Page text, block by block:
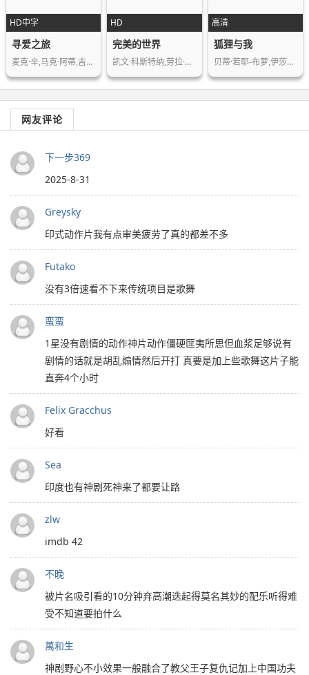
HD中字
寻爱之旅
麦克·辛,马克·阿蒂,吉姆·卡特,马克…
HD
完美的世界
凯文·科斯特纳,劳拉·邓恩,克林特·伊…
高清
狐狸与我
贝蒂·若耶-布萝,伊莎贝尔·卡雷,Tho…
网友评论
下一步369
2025-8-31
Greysky
印式动作片我有点审美疲劳了真的都差不多
Futako
没有3倍速看不下来传统项目是歌舞
蛮蛮
1星没有剧情的动作神片动作僵硬匪夷所思但血浆足够说有
剧情的话就是胡乱煽情然后开打 真要是加上些歌舞这片子能
直奔4个小时
Felix Gracchus
好看
Sea
印度也有神剧死神来了都要让路
zlw
imdb 42
不晚
被片名吸引看的10分钟弃高潮迭起得莫名其妙的配乐听得难
受不知道要拍什么
萬和生
神剧野心不小效果一般融合了教父王子复仇记加上中国功夫